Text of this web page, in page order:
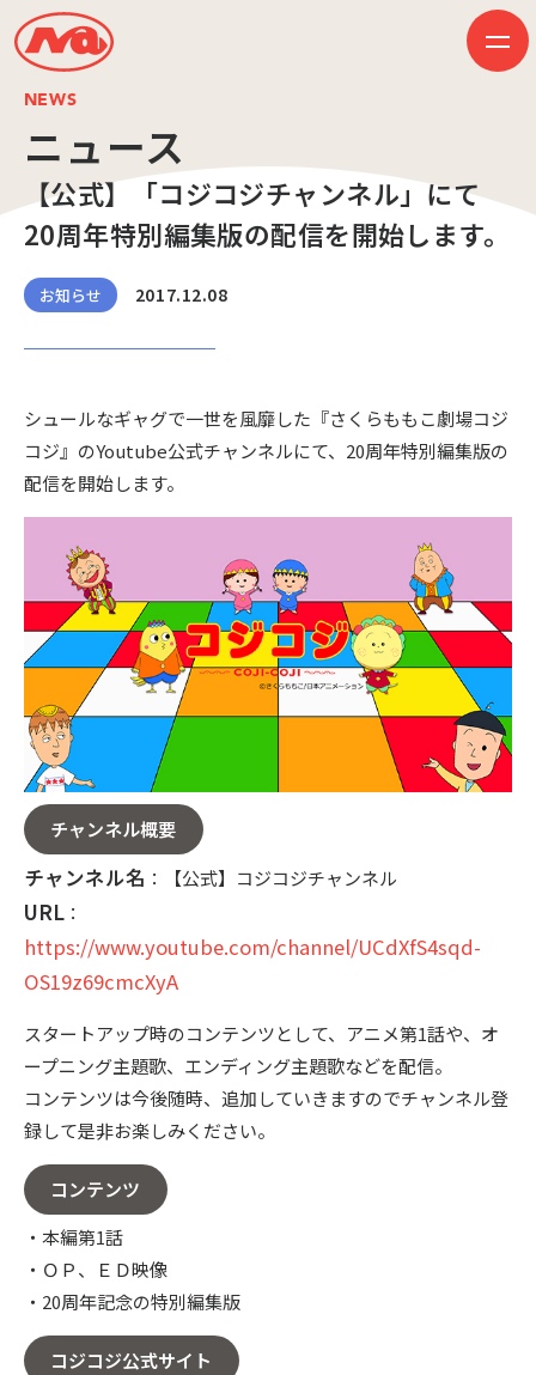
〒104-0061
東京都中央区銀座7丁目13番20号 銀座THビル5F
HOME
ニュース
ビジネス
作品紹介
会社案内
創業50周年記念ページ
音楽配信
採用情報
NEWS
ニュース
【公式】「コジコジチャンネル」にて
20周年特別編集版の配信を開始します。
お知らせ 2017.12.08
シュールなギャグで一世を風靡した『さくらももこ劇場コジ
コジ』のYoutube公式チャンネルにて、20周年特別編集版の
配信を開始します。
チャンネル概要
チャンネル名 ：【公式】コジコジチャンネル
URL：
https://www.youtube.com/channel/UCdXfS4sqd-
OS19z69cmcXyA
スタートアップ時のコンテンツとして、アニメ第1話や、オ
ープニング主題歌、エンディング主題歌などを配信。
コンテンツは今後随時、追加していきますのでチャンネル登
録して是非お楽しみください。
コンテンツ
・本編第1話
・ＯＰ、ＥＤ映像
・20周年記念の特別編集版
コジコジ公式サイト